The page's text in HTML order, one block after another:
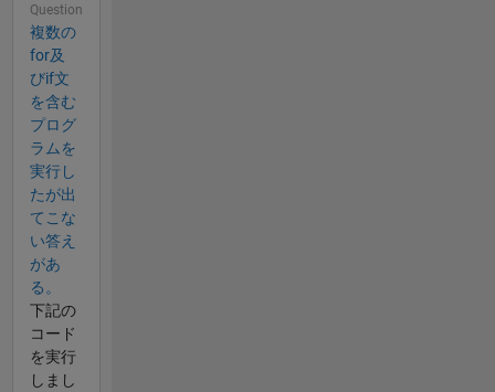
Question
複数の
for及
びif文
を含む
プログ
ラムを
実行し​
たが出
てこな
い答え​
があ
る。
下記の
コード
を実行
しまし